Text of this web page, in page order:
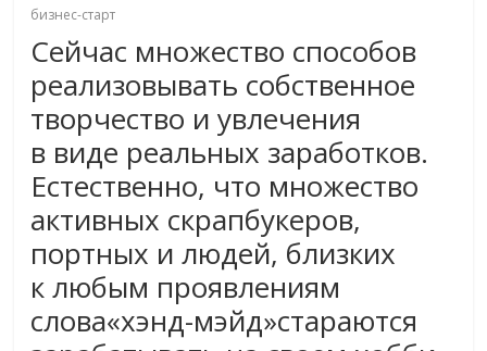
бизнес-старт
Сейчас множество способов
реализовывать собственное
творчество и увлечения
в виде реальных заработков.
Естественно, что множество
активных скрапбукеров,
портных и людей, близких
к любым проявлениям
слова«хэнд-мэйд»стараются